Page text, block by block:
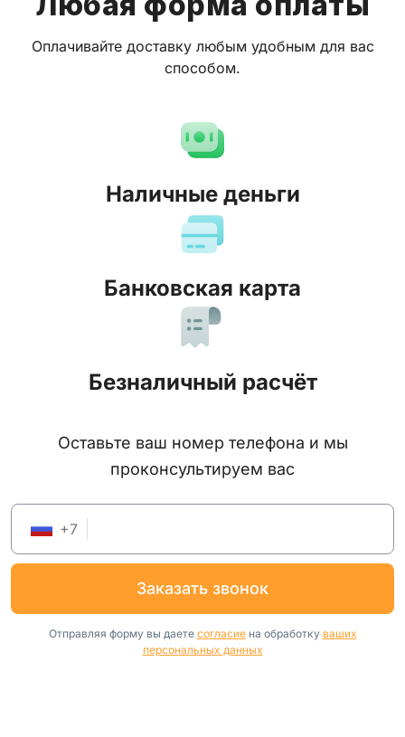
Оплачивайте доставку любым удобным для вас
способом.
Наличные деньги
Банковская карта
Безналичный расчёт
Оставьте ваш номер телефона и мы
проконсультируем вас
+7
заказать звонок
Отправляя форму вы даете согласиена обработку ваших
персональных данных